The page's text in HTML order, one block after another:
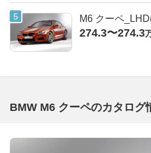
M6 クーペ
274.3〜274.3
BMW M6 クーペのカタログ